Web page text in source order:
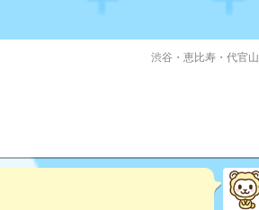
渋谷・恵比寿・代官山